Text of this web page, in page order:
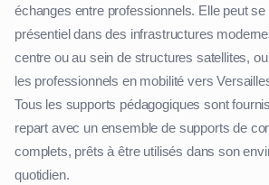
échanges entre professionnels. Elle peut se
présentiel dans des infrastructures
centre ou au sein de structures satellites,
les professionnels en mobilité vers
Tous les supports pédagogiques sont
repart avec un ensemble de supports de
complets, prêts à être utilisés dans son
quotidien.